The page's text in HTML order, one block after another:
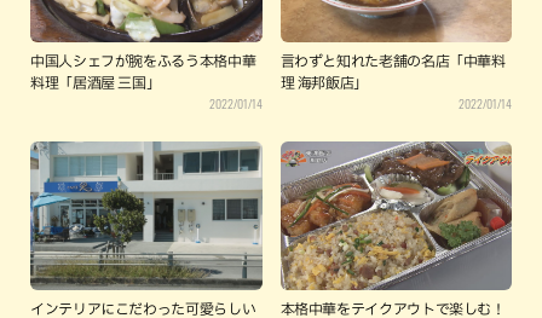
中国人シェフが腕をふるう本格中華
料理「居酒屋 三国」
2022/01/14
言わずと知れた老舗の名店「中華料
理 海邦飯店」
2022/01/14
インテリアにこだわった可愛らしい
本格中華をテイクアウトで楽しむ！